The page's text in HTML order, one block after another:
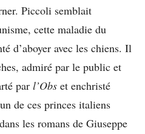
Piccoli semblait
cette maladie du
d’aboyer avec les chiens. Il
admiré par le public et
par l’Obs et enchristé
de ces princes italiens
les romans de Giuseppe